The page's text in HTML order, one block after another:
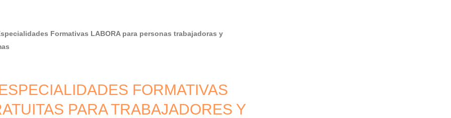
Formativas LABORA para personas trabajadoras y
FORMATIVAS
PARA TRABAJADORES Y